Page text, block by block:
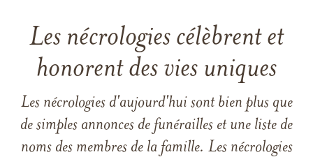
Les nécrologies célèbrent et
honorent des vies uniques
Les nécrologies d'aujourd'hui sont bien plus que
de simples annonces de funérailles et une liste de
noms des membres de la famille. Les nécrologies